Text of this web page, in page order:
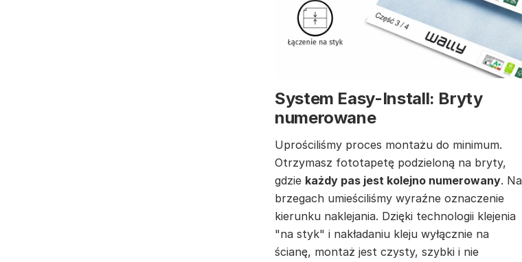
System Easy-Install: Bryty
numerowane
Uprościliśmy proces montażu do minimum.
Otrzymasz fototapetę podzieloną na bryty,
gdzie każdy pas jest kolejno numerowany. Na
brzegach umieściliśmy wyraźne oznaczenie
kierunku naklejania. Dzięki technologii klejenia
"na styk" i nakładaniu kleju wyłącznie na
ścianę, montaż jest czysty, szybki i nie